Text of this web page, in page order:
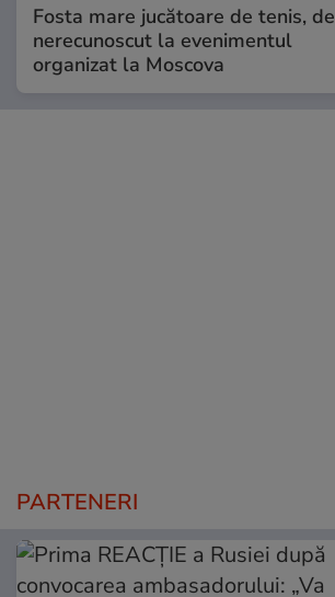
Fosta mare jucătoare de tenis, de
nerecunoscut la evenimentul
organizat la Moscova
PARTENERI